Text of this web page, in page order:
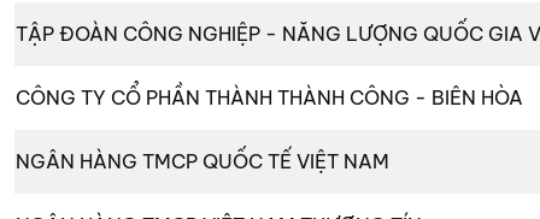
TẬP ĐOÀN CÔNG NGHIỆP - NĂNG LƯỢNG QUỐC GIA
CÔNG TY CỔ PHẦN THÀNH THÀNH CÔNG - BIÊN HÒA
NGÂN HÀNG TMCP QUỐC TẾ VIỆT NAM